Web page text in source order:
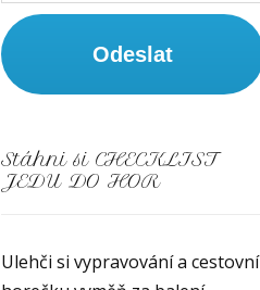
Odeslat
Stáhni si CHECKLIST
JEDU DO HOR
Ulehči si vypravování a cestovní